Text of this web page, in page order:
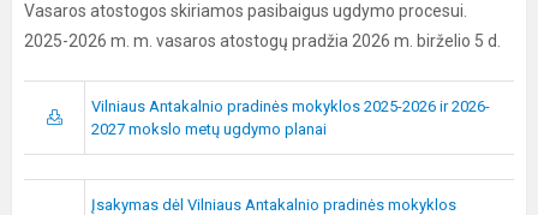
Vasaros atostogos skiriamos pasibaigus ugdymo procesui.
2025-2026 m. m. vasaros atostogų pradžia 2026 m. birželio 5 d.
Vilniaus Antakalnio pradinės mokyklos 2025-2026 ir 2026-
2027 mokslo metų ugdymo planai
Įsakymas dėl Vilniaus Antakalnio pradinės mokyklos